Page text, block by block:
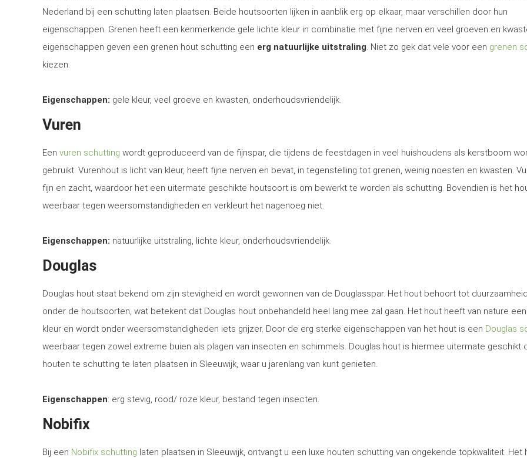
Nederland bij een schutting laten plaatsen. Beide houtsoorten lijken in aanblik erg op elkaar, maar verschillen door hun
eigenschappen. Grenen heeft een kenmerkende gele lichte kleur in combinatie met fijne nerven en veel groeven en
eigenschappen geven een grenen hout schutting een erg natuurlijke uitstraling. Niet zo gek dat vele voor een grenen
kiezen.
Eigenschappen: gele kleur, veel groeve en kwasten, onderhoudsvriendelijk.
Vuren
Een vuren schutting wordt geproduceerd van de fijnspar, die tijdens de feestdagen in veel huishoudens als kerstboom
gebruikt. Vurenhout is licht van kleur, heeft fijne nerven en bevat, in tegenstelling tot grenen, weinig noesten en kwasten.
fijn en zacht, waardoor het een uitermate geschikte houtsoort is om bewerkt te worden als schutting. Bovendien is het
weerbaar tegen weersomstandigheden en verkleurt het nagenoeg niet.
Eigenschappen: natuurlijke uitstraling, lichte kleur, onderhoudsvriendelijk.
Douglas
Douglas hout staat bekend om zijn stevigheid en wordt gewonnen van de Douglasspar. Het hout behoort tot
onder de houtsoorten, wat betekent dat Douglas hout onbehandeld heel lang mee zal gaan. Het hout heeft van nature
kleur en wordt onder weersomstandigheden iets grijzer. Door de erg sterke eigenschappen van het hout is een Douglas
weerbaar tegen zowel extreme buien als plagen van insecten en schimmels. Douglas hout is hiermee uitermate geschikt
houten te schutting te laten plaatsen in Sleeuwijk, waar u jarenlang van kunt genieten.
Eigenschappen: erg stevig, rood/ roze kleur, bestand tegen insecten.
Nobifix
Bij een Nobifix schutting laten plaatsen in Sleeuwijk, ontvangt u een luxe houten schutting van ongekende topkwaliteit. Het